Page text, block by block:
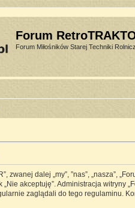
Forum
Forum Miłośników Starej Techniki
zwanej dalej „my”, ”nas”, „nasza”,
akceptuję”. Administracja witryny
zaglądali do tego regulaminu.